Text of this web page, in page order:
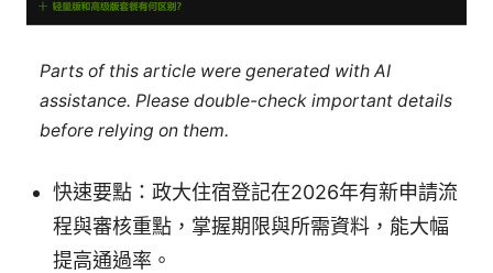
Parts of this article were generated with AI
assistance. Please double-check important details
before relying on them.
快速要點：政大住宿登記在2026年有新申請流
程與審核重點，掌握期限與所需資料，能大幅
提高通過率。